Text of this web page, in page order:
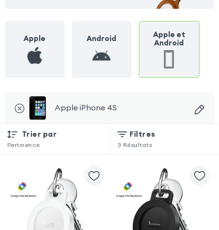
Apple Android
Apple et
Android
Apple iPhone 4S
Trier par
Pertinence
Filtres
3 Résultats